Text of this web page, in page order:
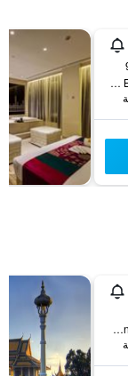
No. 66 Monivong Blvd. Sangkat Wat Phnom, فنوم بينه, كمبوديا
#82 Street 154, Sangkat Phsar Thmey III, فنوم بينه, كمبوديا